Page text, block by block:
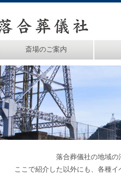
斎場のご案内
落合葬儀社の地域
ここで紹介した以外にも、各種